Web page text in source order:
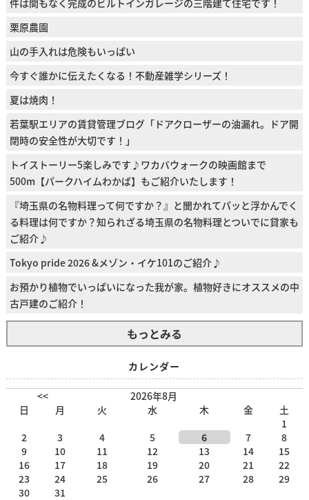
栗原農園
山の手入れは危険もいっぱい
今すぐ誰かに伝えたくなる！不動産雑学シリーズ！
夏は焼肉！
若葉駅エリアの賃貸管理ブログ「ドアクローザーの油漏れ。ドア開
閉時の安全性が大切です！」
トイストーリー5楽しみです♪ワカバウォークの映画館まで
500m【パークハイムわかば】もご紹介いたします！
『埼玉県の名物料理って何ですか？』と聞かれてパッと浮かんでく
る料理は何ですか？知られざる埼玉県の名物料理とついでに貸家も
ご紹介♪
Tokyo pride 2026 &メゾン・イケ101のご紹介♪
お預かり植物でいっぱいになった我が家。植物好きにオススメの中
古戸建のご紹介！
もっとみる
カレンダー
<<
2026年8月
日
月 火 水 木 金
土
1
2
3 4 5 6 7
8
9
10 11 12 13 14
15
16
17 18 19 20 21
22
23
24 25 26 27 28
29
30
31